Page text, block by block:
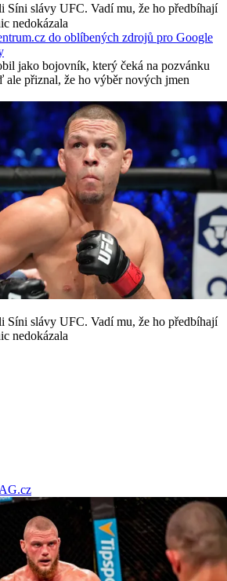
Síni slávy UFC. Vadí mu, že ho předbíhají
nedokázala
do oblíbených zdrojů pro Google
jako bojovník, který čeká na pozvánku
ale přiznal, že ho výběr nových jmen
Síni slávy UFC. Vadí mu, že ho předbíhají
nedokázala